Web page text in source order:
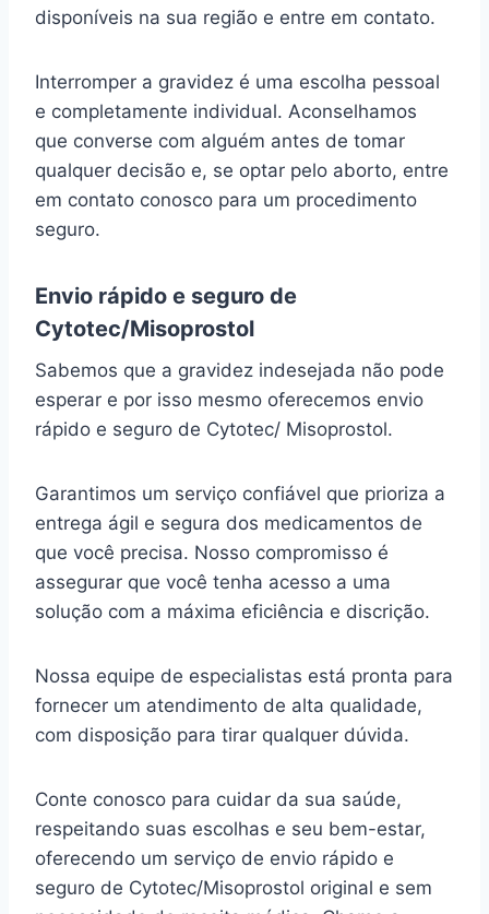
disponíveis na sua região e entre em contato.
Interromper a gravidez é uma escolha pessoal
e completamente individual. Aconselhamos
que converse com alguém antes de tomar
qualquer decisão e, se optar pelo aborto, entre
em contato conosco para um procedimento
seguro.
Envio rápido e seguro de
Cytotec/Misoprostol
Sabemos que a gravidez indesejada não pode
esperar e por isso mesmo oferecemos envio
rápido e seguro de Cytotec/ Misoprostol.
Garantimos um serviço confiável que prioriza a
entrega ágil e segura dos medicamentos de
que você precisa. Nosso compromisso é
assegurar que você tenha acesso a uma
solução com a máxima eficiência e discrição.
Nossa equipe de especialistas está pronta para
fornecer um atendimento de alta qualidade,
com disposição para tirar qualquer dúvida.
Conte conosco para cuidar da sua saúde,
respeitando suas escolhas e seu bem-estar,
oferecendo um serviço de envio rápido e
seguro de Cytotec/Misoprostol original e sem